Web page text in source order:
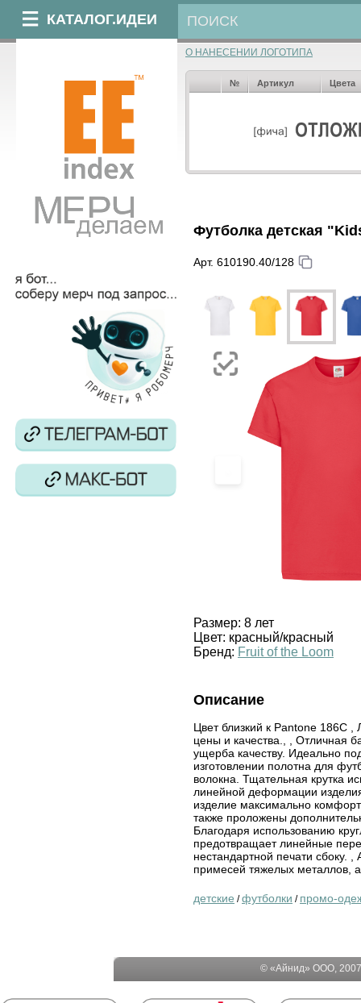
КАТАЛОГ.ИДЕИ
О НАНЕСЕНИИ ЛОГОТИПА
№ Артикул Цвета
Футболка детская
Арт. 610190.40/128
Размер: 8 лет
Цвет: красный/красный
Бренд: Fruit of the Loom
Описание
Цвет близкий к Pantone 186C
цены и качества., , Отличная
ущерба качеству. Идеально
изготовлении полотна для
волокна. Тщательная крутка
линейной деформации
изделие максимально
также проложены
Благодаря использованию
предотвращает линейные
нестандартной печати сбоку.
примесей тяжелых металлов,
детские /футболки / промо-
© «Айнид» ООО,